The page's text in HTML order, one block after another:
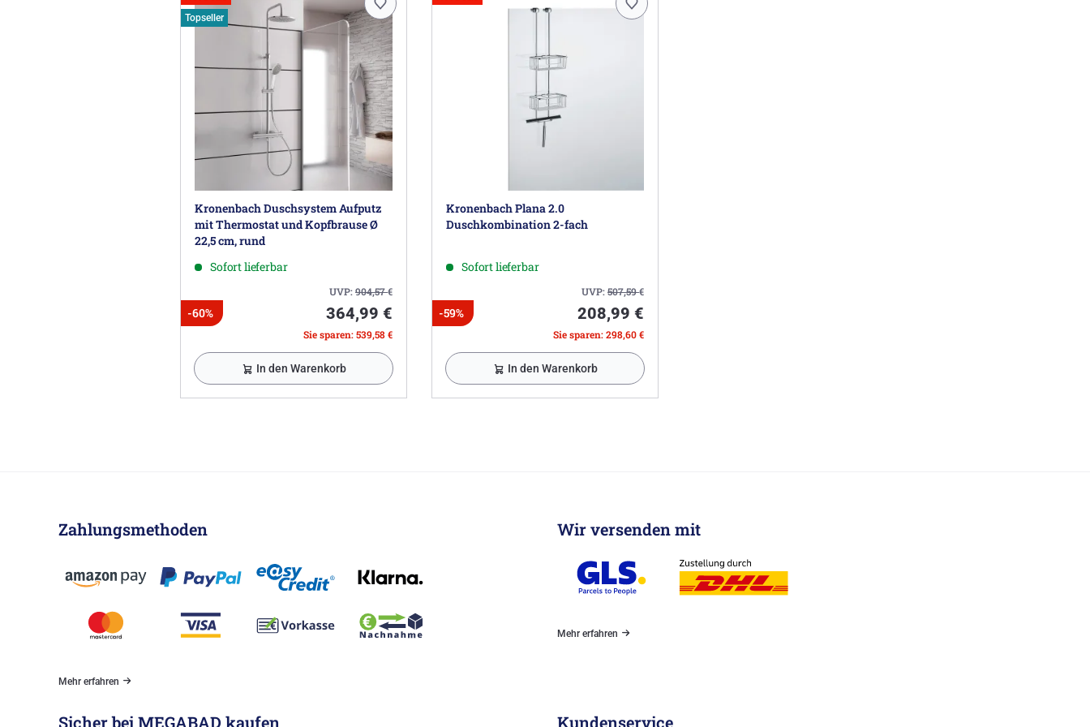
Topseller
Kronenbach Duschsystem Aufputz
mit Thermostat und Kopfbrause Ø
22,5 cm, rund
Sofort lieferbar
UVP:904,57€
-60% 364,99 €
Sie sparen: 539,58 €
In den Warenkorb
Kronenbach Plana 2.0
Duschkombination 2-fach
Sofort lieferbar
UVP:507,59€
-59% 208,99 €
Sie sparen: 298,60 €
In den Warenkorb
Zahlungsmethoden
Mehr erfahren
Wir versenden mit
Mehr erfahren
Sicher bei MEGABAD kaufen Kundenservice